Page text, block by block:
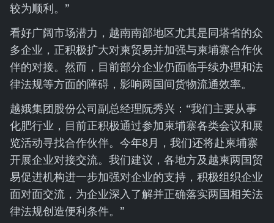
较为顺利。”
看好广阔市场潜力，越南南部地区尤其是同塔省的众
多企业，正积极扩大对柬贸易并加强与柬埔寨合作伙
伴的对接。然而，目前部分企业仍面临手续办理和法
律法规等方面的障碍，影响两国间货物流通效率。
越娥集团股份公司副总经理阮秀兴：“我们主要从事
化肥行业，目前正积极通过参加柬埔寨各类会议和展
览活动寻找合作伙伴。今年8月，我们还将赴柬埔寨
开展企业对接交流。我们建议，各地方及越柬两国贸
易促进机构进一步加强对企业的支持，积极组织企业
面对面交流，为企业深入了解并正确落实两国相关法
律法规创造便利条件。”